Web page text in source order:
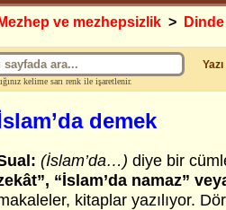
Mezhep ve mezhepsizlik >
kelime sarı renk ile işaretlenir.
demek
(İslam’da…) diye bir
“İslam’da namaz”
kitaplar yazılıyor.